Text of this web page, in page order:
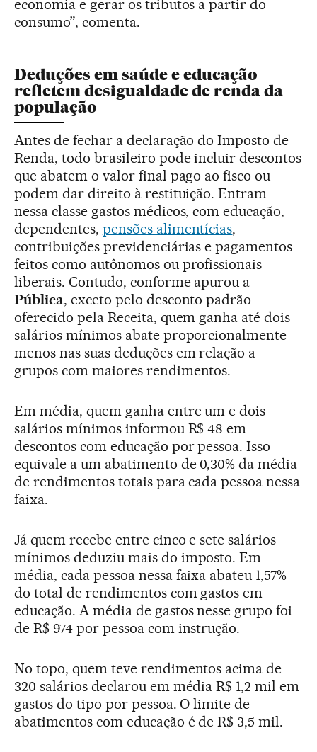
economia e gerar os tributos a partir do
consumo”, comenta.
Deduções em saúde e educação
refletem desigualdade de renda da
população
Antes de fechar a declaração do Imposto de
Renda, todo brasileiro pode incluir descontos
que abatem o valor final pago ao fisco ou
podem dar direito à restituição. Entram
nessa classe gastos médicos, com educação,
dependentes, pensões alimentícias,
contribuições previdenciárias e pagamentos
feitos como autônomos ou profissionais
liberais. Contudo, conforme apurou a
Pública, exceto pelo desconto padrão
oferecido pela Receita, quem ganha até dois
salários mínimos abate proporcionalmente
menos nas suas deduções em relação a
grupos com maiores rendimentos.
Em média, quem ganha entre um e dois
salários mínimos informou R$ 48 em
descontos com educação por pessoa. Isso
equivale a um abatimento de 0,30% da média
de rendimentos totais para cada pessoa nessa
faixa.
Já quem recebe entre cinco e sete salários
mínimos deduziu mais do imposto. Em
média, cada pessoa nessa faixa abateu 1,57%
do total de rendimentos com gastos em
educação. A média de gastos nesse grupo foi
de R$ 974 por pessoa com instrução.
No topo, quem teve rendimentos acima de
320 salários declarou em média R$ 1,2 mil em
gastos do tipo por pessoa. O limite de
abatimentos com educação é de R$ 3,5 mil.